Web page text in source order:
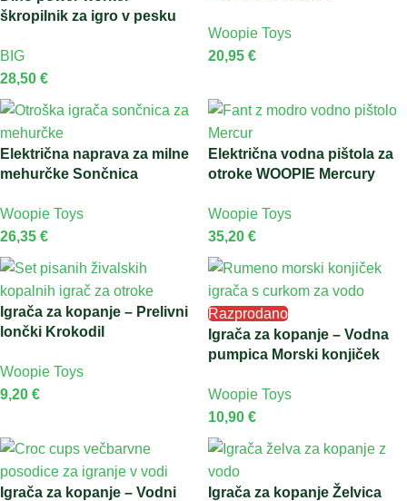
škropilnik za igro v pesku
BIG
28,50 €
Woopie Toys
20,95 €
Električna naprava za milne
mehurčke Sončnica
Woopie Toys
26,35 €
Električna vodna pištola za
otroke WOOPIE Mercury
Woopie Toys
35,20 €
Igrača za kopanje – Prelivni
lončki Krokodil
Woopie Toys
9,20 €
Razprodano
Igrača za kopanje – Vodna
pumpica Morski konjiček
Woopie Toys
10,90 €
Igrača za kopanje – Vodni
Igrača za kopanje Želvica